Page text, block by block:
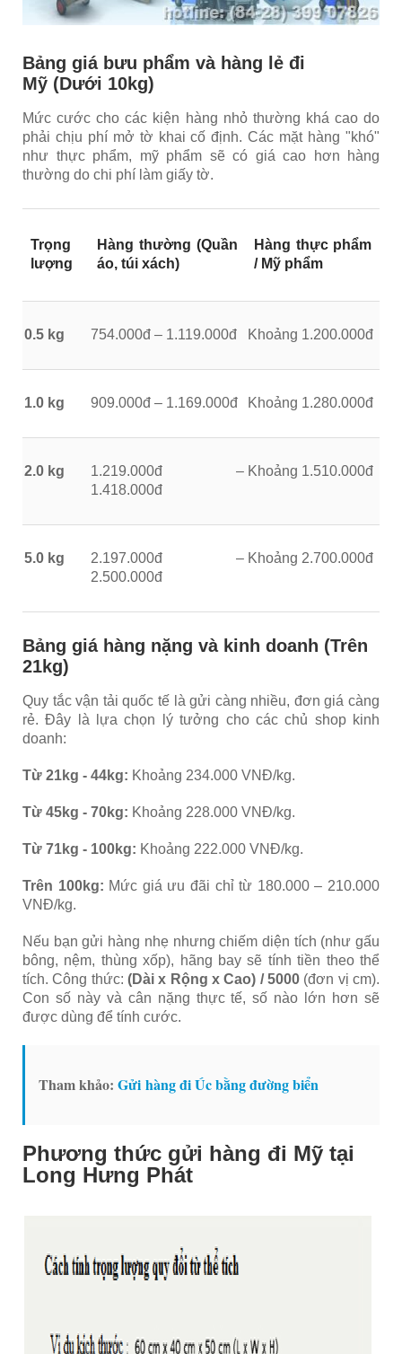
Bảng giá bưu phẩm và hàng lẻ đi
Mỹ (Dưới 10kg)
Mức cước cho các kiện hàng nhỏ thường khá cao do
phải chịu phí mở tờ khai cố định. Các mặt hàng "khó"
như thực phẩm, mỹ phẩm sẽ có giá cao hơn hàng
thường do chi phí làm giấy tờ.
Trọng
lượng
Hàng thường (Quần
áo, túi xách)
Hàng thực phẩm
/ Mỹ phẩm
0.5 kg 754.000đ – 1.119.000đ Khoảng 1.200.000đ
1.0 kg 909.000đ – 1.169.000đ Khoảng 1.280.000đ
2.0 kg
1.219.000đ –
1.418.000đ
Khoảng 1.510.000đ
5.0 kg
2.197.000đ –
2.500.000đ
Khoảng 2.700.000đ
Bảng giá hàng nặng và kinh doanh (Trên
21kg)
Quy tắc vận tải quốc tế là gửi càng nhiều, đơn giá càng
rẻ. Đây là lựa chọn lý tưởng cho các chủ shop kinh
doanh:
Từ 21kg - 44kg: Khoảng 234.000 VNĐ/kg.
Từ 45kg - 70kg: Khoảng 228.000 VNĐ/kg.
Từ 71kg - 100kg: Khoảng 222.000 VNĐ/kg.
Trên 100kg: Mức giá ưu đãi chỉ từ 180.000 – 210.000
VNĐ/kg.
Nếu bạn gửi hàng nhẹ nhưng chiếm diện tích (như gấu
bông, nệm, thùng xốp), hãng bay sẽ tính tiền theo thể
tích. Công thức: (Dài x Rộng x Cao) / 5000 (đơn vị cm).
Con số này và cân nặng thực tế, số nào lớn hơn sẽ
được dùng để tính cước.
Tham khảo: Gửi hàng đi Úc bằng đường biển
Phương thức gửi hàng đi Mỹ tại
Long Hưng Phát